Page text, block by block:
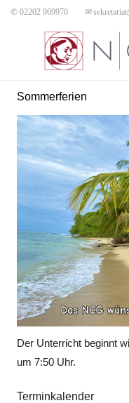
✆ 02202 969970 ✉
Sommerferien
Der Unterricht beginnt
um 7:50 Uhr.
Terminkalender